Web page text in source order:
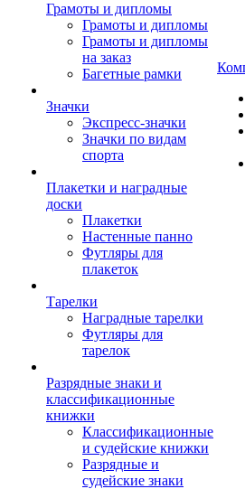
Грамоты и дипломы
Грамоты и дипломы
Грамоты и дипломы
на заказ
Багетные рамки
Значки
Экспресс-значки
Значки по видам
спорта
Плакетки и наградные
доски
Плакетки
Настенные панно
Футляры для
плакеток
Тарелки
Наградные тарелки
Футляры для
тарелок
Разрядные знаки и
классификационные
книжки
Классификационные
и судейские книжки
Разрядные и
судейские знаки